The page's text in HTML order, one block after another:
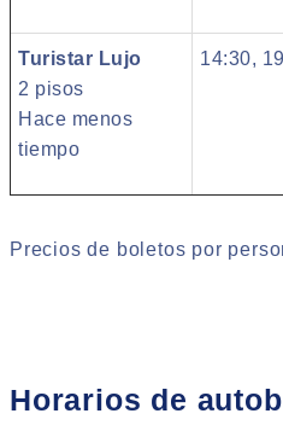
Turistar Lujo
2 pisos
Hace menos
tiempo
14:30,
Precios de boletos por
Horarios de